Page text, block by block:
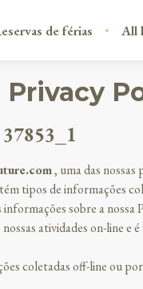
de férias All
Privacy
, uma das
tipos de informações
sobre a
atividades on-line
coletadas off-line ou